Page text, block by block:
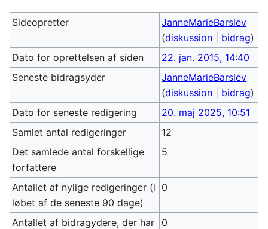
Sideopretter
JanneMarieBarslev
(diskussion bidrag)
Dato for oprettelsen af siden
22. jan. 2015, 14:40
Seneste bidragsyder
JanneMarieBarslev
(diskussion bidrag)
Dato for seneste redigering
20. maj 2025, 10:51
Samlet antal redigeringer
12
Det samlede antal forskellige
forfattere
5
Antallet af nylige redigeringer (i
løbet af de seneste 90 dage)
0
Antallet af bidragydere, der har 0